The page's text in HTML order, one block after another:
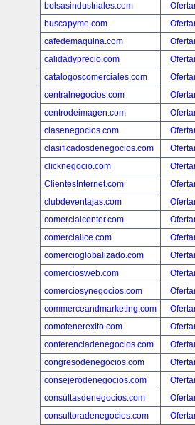
bolsasindustriales.com
buscapyme.com
cafedemaquina.com
calidadyprecio.com
catalogoscomerciales.com
centralnegocios.com
centrodeimagen.com
clasenegocios.com
clasificadosdenegocios.com
clicknegocio.com
ClientesInternet.com
clubdeventajas.com
comercialcenter.com
comercialice.com
comercioglobalizado.com
comerciosweb.com
comerciosynegocios.com
commerceandmarketing.com
comotenerexito.com
conferenciadenegocios.com
congresodenegocios.com
consejerodenegocios.com
consultasdenegocios.com
consultoradenegocios.com